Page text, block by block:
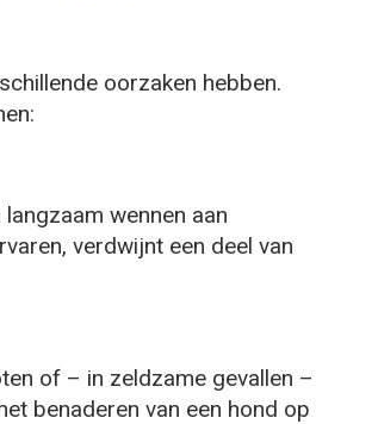
oorzaken hebben.
wennen aan
verdwijnt een deel van
of – in zeldzame gevallen –
benaderen van een hond op